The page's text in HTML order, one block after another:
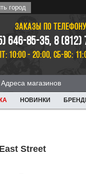
город
ЗАКАЗЫ ПО ТЕЛЕФОНУ
646-85-35, 8 (812)
10:00 - 20:00, СБ-ВС:
Адреса магазинов
НОВИНКИ
Street